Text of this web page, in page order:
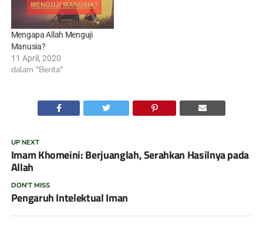
Mengapa Allah Menguji
Manusia?
11 April, 2020
dalam "Berita"
UP NEXT
Imam Khomeini: Berjuanglah, Serahkan Hasilnya pada
Allah
DON'T MISS
Pengaruh Intelektual Iman